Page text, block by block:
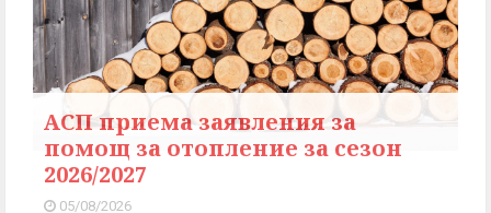
АСП приема заявления за
помощ за отопление за сезон
2026/2027
05/08/2026